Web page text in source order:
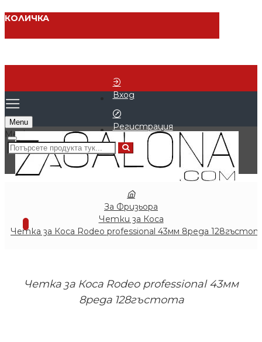
КОЛИЧКА
Вход
Регистрация
Menu
0 продукта - € 0.00 (0.00 лв.)
0
За Фризьора
Четки за Коса
Четка за Коса Rodeo professional 43мм 8реда
Четка за Коса Rodeo professional 43мм
8реда 128гъстота